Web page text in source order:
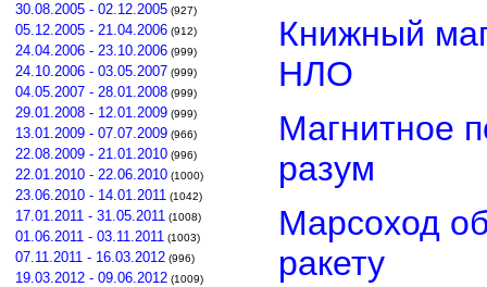
30.08.2005 - 02.12.2005 (927)
05.12.2005 - 21.04.2006 (912)
24.04.2006 - 23.10.2006 (999)
24.10.2006 - 03.05.2007 (999)
04.05.2007 - 28.01.2008 (999)
29.01.2008 - 12.01.2009 (999)
13.01.2009 - 07.07.2009 (966)
22.08.2009 - 21.01.2010 (996)
22.01.2010 - 22.06.2010 (1000)
23.06.2010 - 14.01.2011 (1042)
17.01.2011 - 31.05.2011 (1008)
01.06.2011 - 03.11.2011 (1003)
07.11.2011 - 16.03.2012 (996)
19.03.2012 - 09.06.2012 (1009)
Книжный
НЛО
Магнитное
разум
Марсоход
ракету